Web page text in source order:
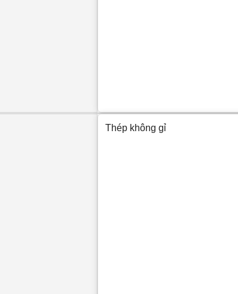
Thép không gỉ